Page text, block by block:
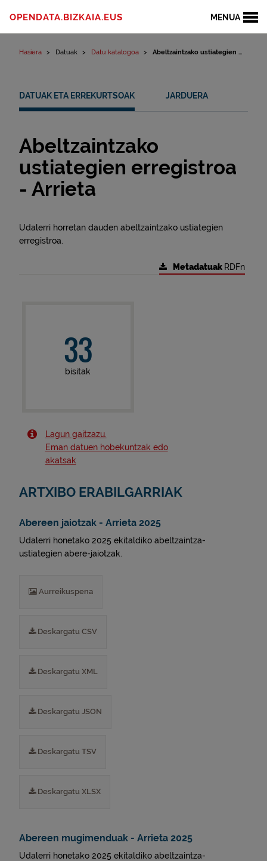
MENUA
OPENDATA.BIZKAIA.EUS
Hasiera Datuak Datu katalogoa Abeltzaintzako ustiategien ...
DATUAK ETA ERREKURTSOAK JARDUERA
Abeltzaintzako
ustiategien erregistroa
- Arrieta
Udalerri horretan dauden abeltzaintzako ustiategien
erregistroa.
Metadatuak RDFn
33
bisitak
Lagun gaitzazu.
Eman datuen hobekuntzak edo
akatsak
ARTXIBO ERABILGARRIAK
Abereen jaiotzak - Arrieta 2025
Udalerri honetako 2025 ekitaldiko abeltzaintza-
ustiategien abere-jaiotzak.
Aurreikuspena
Deskargatu CSV
Deskargatu XML
Deskargatu JSON
Deskargatu TSV
Deskargatu XLSX
Abereen mugimenduak - Arrieta 2025
Udalerri honetako 2025 ekitaldiko abeltzaintza-